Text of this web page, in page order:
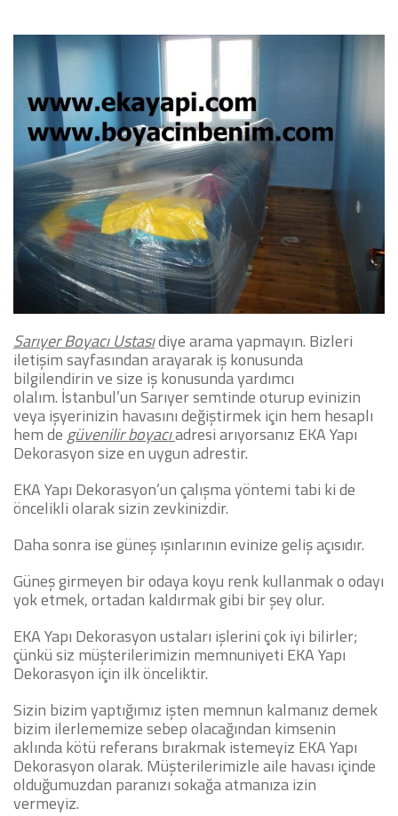
Sarıyer Boyacı Ustasıdiye arama yapmayın. Bizleri
iletişim sayfasından arayarak iş konusunda
bilgilendirin ve size iş konusunda yardımcı
olalım. İstanbul’un Sarıyer semtinde oturup evinizin
veya işyerinizin havasını değiştirmek için hem hesaplı
hem de güvenilir boyacıadresi arıyorsanız EKA Yapı
Dekorasyon size en uygun adrestir.
EKA Yapı Dekorasyon’un çalışma yöntemi tabi ki de
öncelikli olarak sizin zevkinizdir.
Daha sonra ise güneş ışınlarının evinize geliş açısıdır.
Güneş girmeyen bir odaya koyu renk kullanmak o odayı
yok etmek, ortadan kaldırmak gibi bir şey olur.
EKA Yapı Dekorasyon ustaları işlerini çok iyi bilirler;
çünkü siz müşterilerimizin memnuniyeti EKA Yapı
Dekorasyon için ilk önceliktir.
Sizin bizim yaptığımız işten memnun kalmanız demek
bizim ilerlememize sebep olacağından kimsenin
aklında kötü referans bırakmak istemeyiz EKA Yapı
Dekorasyon olarak. Müşterilerimizle aile havası içinde
olduğumuzdan paranızı sokağa atmanıza izin
vermeyiz.